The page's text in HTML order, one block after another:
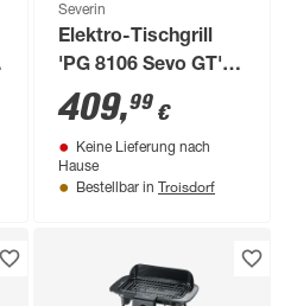
Severin
Elektro-Tischgrill
'PG 8106 Sevo GT'
3000 W
409,99 €
Keine Lieferung nach
Hause
Bestellbar in Troisdorf